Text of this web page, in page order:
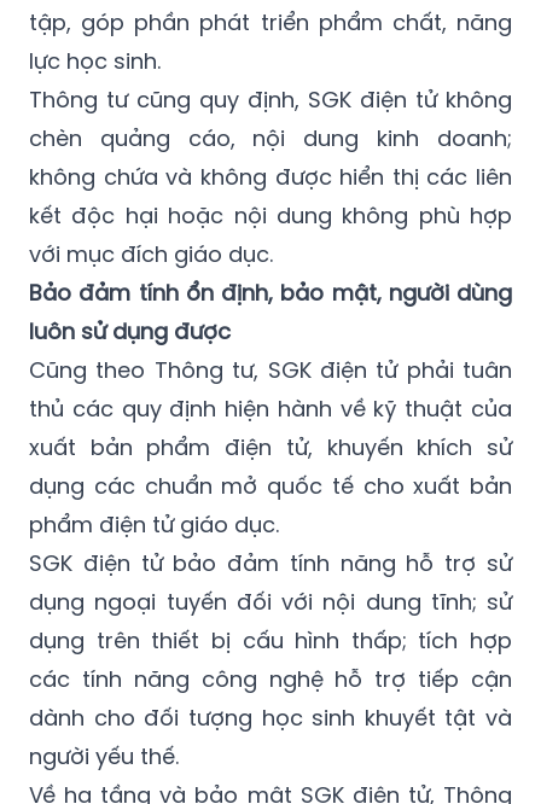
tập, góp phần phát triển phẩm chất, năng
lực học sinh.
Thông tư cũng quy định, SGK điện tử không
chèn quảng cáo, nội dung kinh doanh;
không chứa và không được hiển thị các liên
kết độc hại hoặc nội dung không phù hợp
với mục đích giáo dục.
Bảo đảm tính ổn định, bảo mật, người dùng
luôn sử dụng được
Cũng theo Thông tư, SGK điện tử phải tuân
thủ các quy định hiện hành về kỹ thuật của
xuất bản phẩm điện tử, khuyến khích sử
dụng các chuẩn mở quốc tế cho xuất bản
phẩm điện tử giáo dục.
SGK điện tử bảo đảm tính năng hỗ trợ sử
dụng ngoại tuyến đối với nội dung tĩnh; sử
dụng trên thiết bị cấu hình thấp; tích hợp
các tính năng công nghệ hỗ trợ tiếp cận
dành cho đối tượng học sinh khuyết tật và
người yếu thế.
Về hạ tầng và bảo mật SGK điện tử, Thông